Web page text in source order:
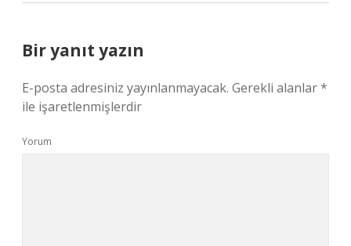
Bir yanıt yazın
E-posta adresiniz yayınlanmayacak. Gerekli alanlar*
ile işaretlenmişlerdir
Yorum